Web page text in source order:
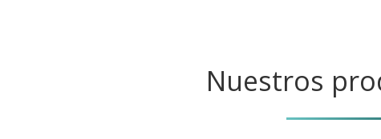
Nuestros